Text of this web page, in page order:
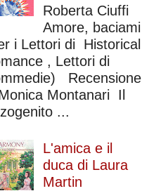
Roberta Ciuffi
Amore, baciami
i Lettori di Historical
, Lettori di
Recensione
Montanari Il
...
L'amica e il
duca di Laura
Martin